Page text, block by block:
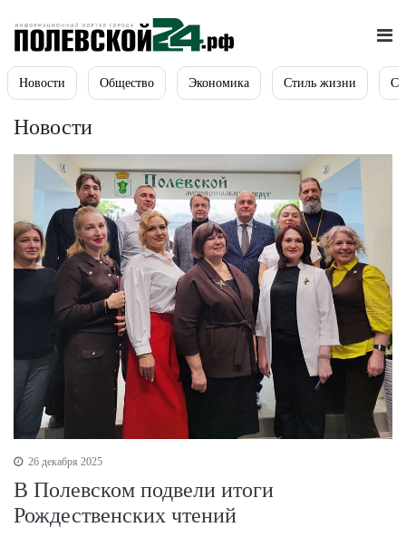
Новости Общество Экономика Стиль жизни
Новости
26 декабря 2025
В Полевском подвели итоги
Рождественских чтений